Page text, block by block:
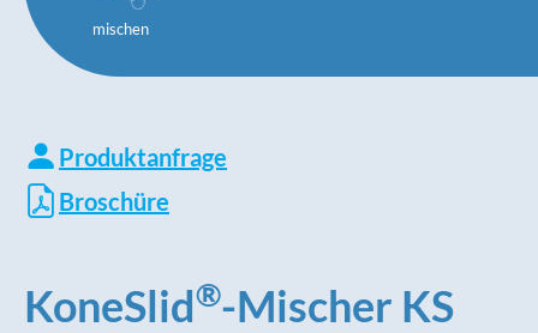
mischen
Produktanfrage
Broschüre
KoneSlid®-Mischer KS